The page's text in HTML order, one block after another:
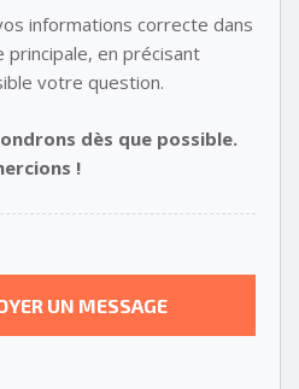
informations correcte dans
en précisant
votre question.
dès que possible.
!